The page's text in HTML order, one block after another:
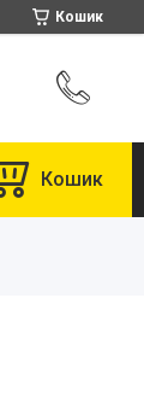
Кошик
Кошик